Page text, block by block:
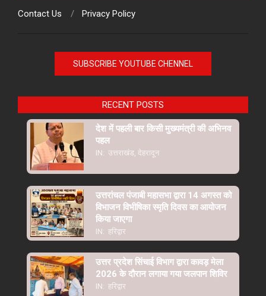
Contact Us Privacy Policy
SUBSCRIBE YOUTUBE CHENNEL
RECENT POSTS
देश में पहली बार किसी मुख्यमंत्री की अभिनव
पहल
IN: उत्तराखंड देहरादून
उत्तरांचल पंजाबी महासभा द्वारा 14 अगस्त को
विभाजन विभीषिका स्मृति दिवस का आयोजन
किया जाएगा
IN: हरिद्वार
उत्तर प्रदेश सिंचाई विभाग द्वारा कावड़ मेला
2026 के दौरान लगाया गया जलपान शिविर
IN: हरिद्वार